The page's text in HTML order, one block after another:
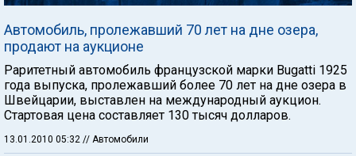
Автомобиль, пролежавший 70 лет на дне озера,
продают на аукционе
Раритетный автомобиль французской марки Bugatti 1925
года выпуска, пролежавший более 70 лет на дне озера в
Швейцарии, выставлен на международный аукцион.
Стартовая цена составляет 130 тысяч долларов.
13.01.2010 05:32 // Автомобили